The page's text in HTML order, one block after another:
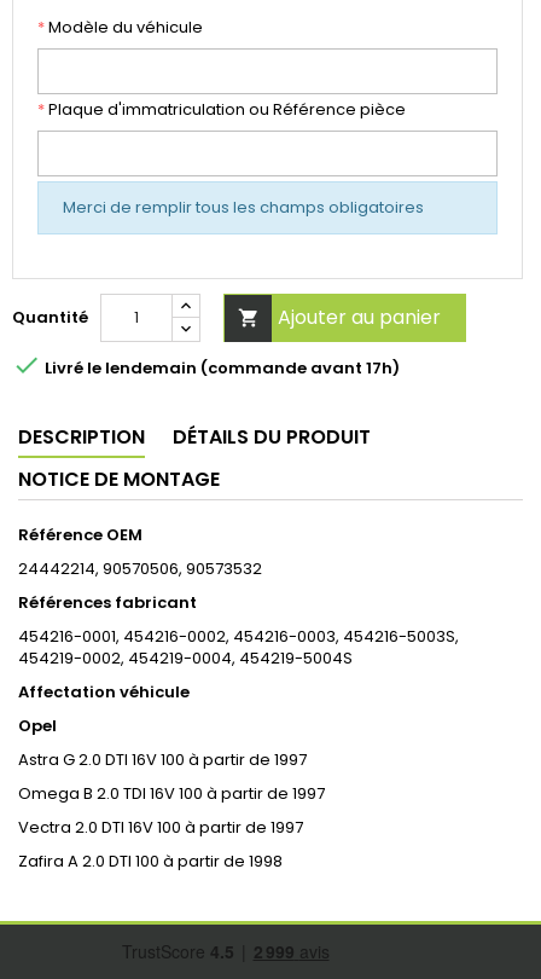
*Modèle du véhicule
*Plaque d'immatriculation ou Référence pièce
Merci de remplir tous les champs obligatoires
Quantité  Ajouter au panier
 Livré le lendemain (commande avant 17h)
DESCRIPTION
DÉTAILS DU PRODUIT
NOTICE DE MONTAGE
Référence OEM
24442214, 90570506, 90573532
Références fabricant
454216-0001, 454216-0002, 454216-0003, 454216-5003S,
454219-0002, 454219-0004, 454219-5004S
Affectation véhicule
Opel
Astra G 2.0 DTI 16V 100 à partir de 1997
Omega B 2.0 TDI 16V 100 à partir de 1997
Vectra 2.0 DTI 16V 100 à partir de 1997
Zafira A 2.0 DTI 100 à partir de 1998